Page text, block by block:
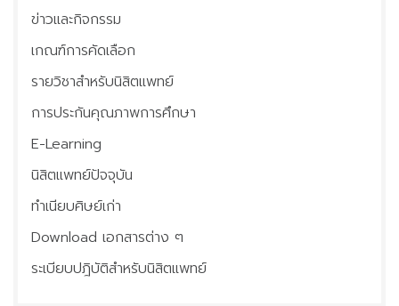
แพทย์หลังปริญญา
ศูนย์วิจัย และสิ่งประดิษฐ์
คิดค้นทางการแพทย์
ประชุมวิชาการ
ติดต่อเรา
ข่าวประชาสัมพันธ์
ข่าวและกิจกรรม
เกณฑ์การคัดเลือก
รายวิชาสำหรับนิสิตแพทย์
การประกันคุณภาพการศึกษา
E-Learning
นิสิตแพทย์ปัจจุบัน
ทำเนียบศิษย์เก่า
Download เอกสารต่าง ๆ
ระเบียบปฎิบัติสำหรับนิสิตแพทย์